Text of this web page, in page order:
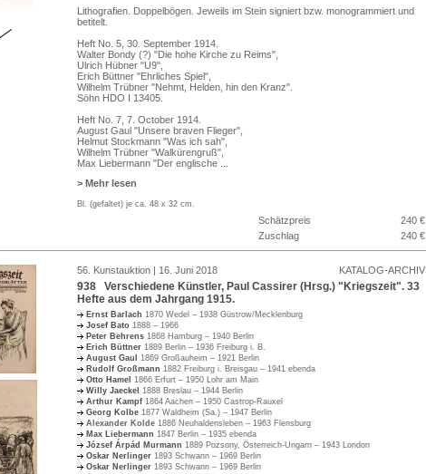
Lithografien. Doppelbögen. Jeweils im Stein signiert bzw. monogrammiert und
betitelt.
Heft No. 5, 30. September 1914.
Walter Bondy (?) "Die hohe Kirche zu Reims",
Ulrich Hübner "U9",
Erich Büttner "Ehrliches Spiel",
Wilhelm Trübner "Nehmt, Helden, hin den Kranz".
Söhn HDO I 13405.
Heft No. 7, 7. October 1914.
August Gaul "Unsere braven Flieger",
Helmut Stockmann "Was ich sah",
Wilhelm Trübner "Walkürengruß",
Max Liebermann "Der englische
> Mehr lesen
Bl. (gefaltet) je ca. 48 x 32 cm.
Schätzpreis
240 €
Zuschlag
240 €
56. Kunstauktion | 16. Juni 2018 KATALOG-ARCHIV
938 Verschiedene Künstler, Paul Cassirer (Hrsg.) "Kriegszeit". 33
Hefte aus dem Jahrgang 1915.
Ernst Barlach 1870 Wedel – 1938 Güstrow/Mecklenburg
Josef Bato 1888 – 1966
Peter Behrens 1868 Hamburg – 1940 Berlin
Erich Büttner 1889 Berlin – 1936 Freiburg i. B.
August Gaul 1869 Großauheim – 1921 Berlin
Rudolf Großmann 1882 Freiburg i. Breisgau – 1941 ebenda
Otto Hamel 1866 Erfurt – 1950 Lohr am Main
Willy Jaeckel 1888 Breslau – 1944 Berlin
Arthur Kampf 1864 Aachen – 1950 Castrop-Rauxel
Georg Kolbe 1877 Waldheim (Sa.) – 1947 Berlin
Alexander Kolde 1886 Neuhaldensleben – 1963 Flensburg
Max Liebermann 1847 Berlin – 1935 ebenda
József Árpád Murmann 1889 Pozsony, Österreich-Ungarn – 1943 London
Oskar Nerlinger 1893 Schwann – 1969 Berlin
Oskar Nerlinger 1893 Schwann – 1969 Berlin